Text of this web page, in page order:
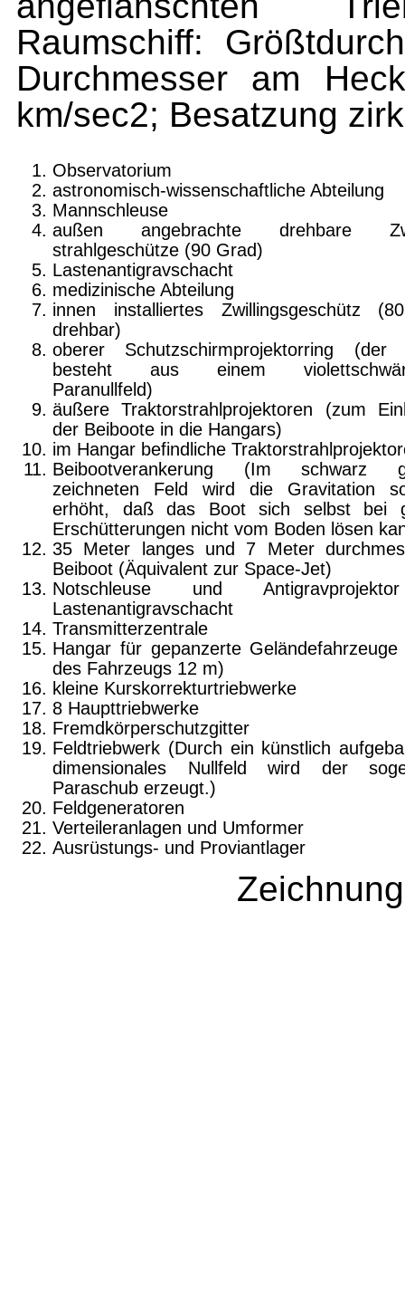
Raumschiff:
Durchmesser am
km/sec2; Besatzung
Observatorium
astronomisch-wissenschaftliche Abteilung
Mannschleuse
außen angebrachte drehbare
strahlgeschütze (90 Grad)
Lastenantigravschacht
medizinische Abteilung
innen installiertes Zwillingsgeschütz
drehbar)
oberer Schutzschirmprojektorring (der
besteht aus einem
Paranullfeld)
äußere Traktorstrahlprojektoren (zum
der Beiboote in die Hangars)
im Hangar befindliche
Beibootverankerung (Im schwarz
zeichneten Feld wird die Gravitation
erhöht, daß das Boot sich selbst bei
Erschütterungen nicht vom Boden lösen
35 Meter langes und 7 Meter
Beiboot (Äquivalent zur Space-Jet)
Notschleuse und
Lastenantigravschacht
Transmitterzentrale
Hangar für gepanzerte Geländefahrzeuge
des Fahrzeugs 12 m)
kleine Kurskorrekturtriebwerke
8 Haupttriebwerke
Fremdkörperschutzgitter
Feldtriebwerk (Durch ein künstlich
dimensionales Nullfeld wird der
Paraschub erzeugt.)
Feldgeneratoren
Verteileranlagen und Umformer
Ausrüstungs- und Proviantlager